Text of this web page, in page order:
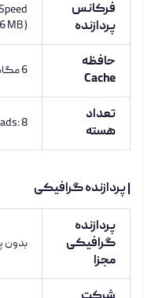
فرکانس
پردازنده
MB )
حافظه
Cache
6 مگابایت
تعداد
هسته
8
| پردازنده گرافیکی
پردازنده
گرافیکی
مجزا
بدون